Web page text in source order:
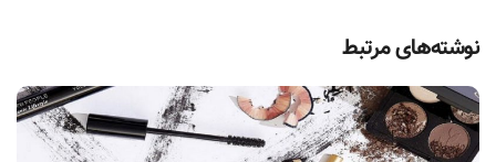
نوشته‌های مرتبط